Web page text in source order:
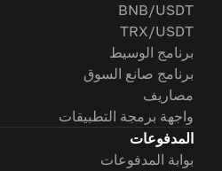
BNB/USDT
TRX/USDT
برنامج الوسيط
برنامج صانع السوق
مصاريف
واجهة برمجة التطبيقات
المدفوعات
بوابة المدفوعات